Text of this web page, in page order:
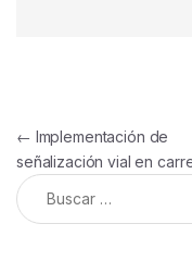
Navegación
← Implementación de
señalización vial en
Buscar: